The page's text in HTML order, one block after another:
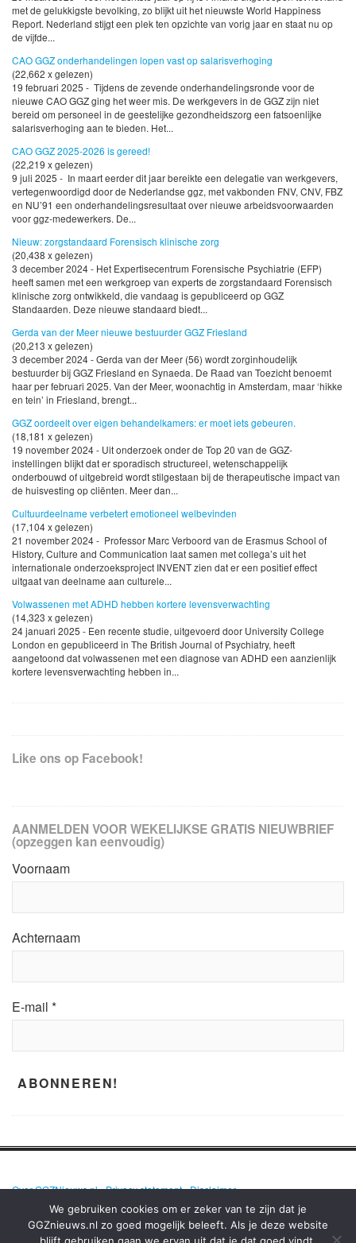
met de gelukkigste bevolking, zo blijkt uit het nieuwste World Happiness
Report. Nederland stijgt een plek ten opzichte van vorig jaar en staat nu op
de vijfde...
CAO GGZ onderhandelingen lopen vast op salarisverhoging
(22,662 x gelezen)
19 februari 2025 - Tijdens de zevende onderhandelingsronde voor de
nieuwe CAO GGZ ging het weer mis. De werkgevers in de GGZ zijn niet
bereid om personeel in de geestelijke gezondheidszorg een fatsoenlijke
salarisverhoging aan te bieden. Het...
CAO GGZ 2025-2026 is gereed!
(22,219 x gelezen)
9 juli 2025 - In maart eerder dit jaar bereikte een delegatie van werkgevers,
vertegenwoordigd door de Nederlandse ggz, met vakbonden FNV, CNV, FBZ
en NU’91 een onderhandelingsresultaat over nieuwe arbeidsvoorwaarden
voor ggz-medewerkers. De...
Nieuw: zorgstandaard Forensisch klinische zorg
(20,438 x gelezen)
3 december 2024 - Het Expertisecentrum Forensische Psychiatrie (EFP)
heeft samen met een werkgroep van experts de zorgstandaard Forensisch
klinische zorg ontwikkeld, die vandaag is gepubliceerd op GGZ
Standaarden. Deze nieuwe standaard biedt...
Gerda van der Meer nieuwe bestuurder GGZ Friesland
(20,213 x gelezen)
3 december 2024 - Gerda van der Meer (56) wordt zorginhoudelijk
bestuurder bij GGZ Friesland en Synaeda. De Raad van Toezicht benoemt
haar per februari 2025. Van der Meer, woonachtig in Amsterdam, maar ‘hikke
en tein’ in Friesland, brengt...
GGZ oordeelt over eigen behandelkamers: er moet iets gebeuren.
(18,181 x gelezen)
19 november 2024 - Uit onderzoek onder de Top 20 van de GGZ-
instellingen blijkt dat er sporadisch structureel, wetenschappelijk
onderbouwd of uitgebreid wordt stilgestaan bij de therapeutische impact van
de huisvesting op cliënten. Meer dan...
Cultuurdeelname verbetert emotioneel welbevinden
(17,104 x gelezen)
21 november 2024 - Professor Marc Verboord van de Erasmus School of
History, Culture and Communication laat samen met collega’s uit het
internationale onderzoeksproject INVENT zien dat er een positief effect
uitgaat van deelname aan culturele...
Volwassenen met ADHD hebben kortere levensverwachting
(14,323 x gelezen)
24 januari 2025 - Een recente studie, uitgevoerd door University College
London en gepubliceerd in The British Journal of Psychiatry, heeft
aangetoond dat volwassenen met een diagnose van ADHD een aanzienlijk
kortere levensverwachting hebben in...
Like ons op Facebook!
AANMELDEN VOOR WEKELIJKSE GRATIS NIEUWBRIEF
(opzeggen kan eenvoudig)
Voornaam
Achternaam
E-mail *
Over GGZNieuws.nl•Privacy statement•Disclaimer
We gebruiken cookies om er zeker van te zijn dat je
GGZnieuws.nl zo goed mogelijk beleeft. Als je deze website